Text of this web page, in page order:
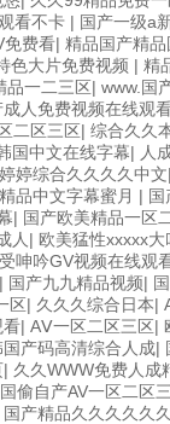
看不卡 | 国产一级a
免费看| 精品国产精
色大片免费视频 | 精
品一二三区| www.国
成人免费视频在线观
二区三区| 综合久久
国中文在线字幕| 人
婷综合久久久久中文
品中文字幕蜜月 |
| 国产欧美精品一区
人 | 欧美猛性xxxxx大
呻吟GV视频在线观
| 国产九九精品视频|
区| 久久久综合日本|
看| AⅤ一区二区三区|
国产码高清综合人成|
| 久久WWW免费人成
国偷自产AV一区二区
国产精品久久久久久